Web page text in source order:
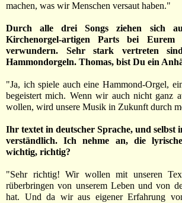
machen, was wir Menschen versaut haben."
Durch alle drei Songs ziehen sich
Kirchenorgel-artigen Parts bei Eurem
verwundern. Sehr stark vertreten
Hammondorgeln. Thomas, bist Du ein
"Ja, ich spiele auch eine Hammond-Orgel,
begeistert mich. Wenn wir auch nicht ganz
wollen, wird unsere Musik in Zukunft durch
Ihr textet in deutscher Sprache, und selbst
verständlich. Ich nehme an, die
wichtig, richtig?
"Sehr richtig! Wir wollen mit unseren
rüberbringen von unserem Leben und von
hat. Und da wir aus eigener Erfahrung